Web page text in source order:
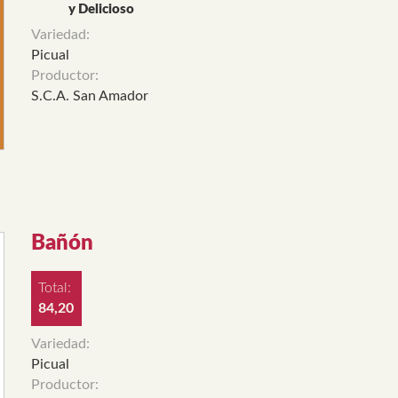
y Delicioso
Variedad:
Picual
Productor:
S.C.A. San Amador
Bañón
Total:
84,20
Variedad:
Picual
Productor: